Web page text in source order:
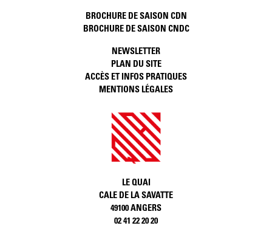
BROCHURE DE SAISON CDN
BROCHURE DE SAISON CNDC
NEWSLETTER
PLAN DU SITE
ACCÈS ET INFOS PRATIQUES
MENTIONS LÉGALES
LE QUAI
CALE DE LA SAVATTE
49100 ANGERS
02 41 22 20 20